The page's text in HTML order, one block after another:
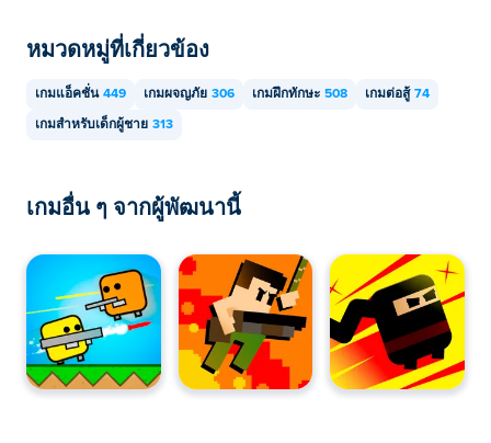
หมวดหมู่ที่เกี่ยวข้อง
เกมแอ็คชั่น 449 เกมผจญภัย 306 เกมฝึกทักษะ 508 เกมต่อสู้ 74
เกมสำหรับเด็กผู้ชาย 313
เกมอื่น ๆ จากผู้พัฒนานี้